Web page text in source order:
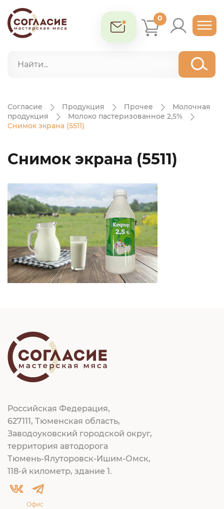
0
Согласие Продукция Прочее
Молочная
продукция
Молоко пастеризованное 2,5%
Снимок экрана (5511)
Снимок экрана (5511)
Российская Федерация,
627111, Тюменская область,
Заводоуковский городской округ,
территория автодорога
Тюмень-Ялуторовск-Ишим-Омск,
118-й километр, здание 1.
Офис